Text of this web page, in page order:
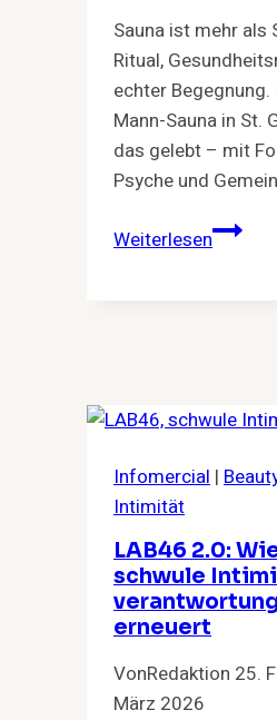
Sauna ist mehr als
Ritual,
echter
Mann-Sauna in St.
das gelebt – mit
Psyche und
Weiterlesen
mehr
als
Infomercial |
Intimität
LAB46 2.0:
schwule
erneuert
VonRedaktion 25.
März 2026